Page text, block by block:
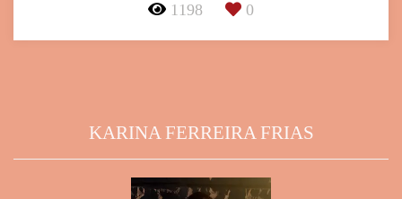
1198 0
KARINA FERREIRA FRIAS